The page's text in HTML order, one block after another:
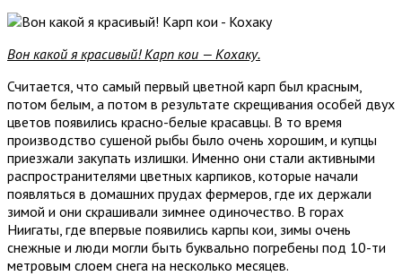
Вон какой я красивый! Карп кои — Кохаку.
Считается, что самый первый цветной карп был красным,
потом белым, а потом в результате скрещивания особей двух
цветов появились красно-белые красавцы. В то время
производство сушеной рыбы было очень хорошим, и купцы
приезжали закупать излишки. Именно они стали активными
распространителями цветных карпиков, которые начали
появляться в домашних прудах фермеров, где их держали
зимой и они скрашивали зимнее одиночество. В горах
Ниигаты, где впервые появились карпы кои, зимы очень
снежные и люди могли быть буквально погребены под 10-ти
метровым слоем снега на несколько месяцев.